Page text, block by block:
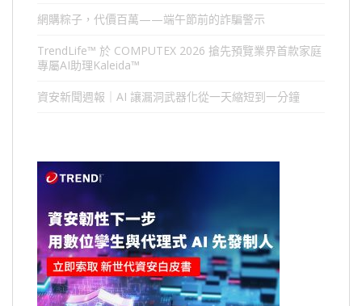
網購粽子，代價百萬——端午節前的詐騙警示
TrendLife™ 於 COMPUTEX 2026 搶先預覽業界首款家庭
專屬AI助理Kaleida™
資安新聞週報｜AI 讓漏洞武器化從一天縮短到一分鐘